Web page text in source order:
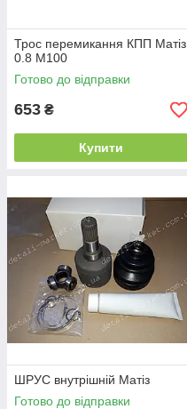
Трос перемикання КПП Матіз
0.8 М100
Готово до відправки
653 ₴
Купити
ШРУС внутрішній Матіз
Готово до відправки